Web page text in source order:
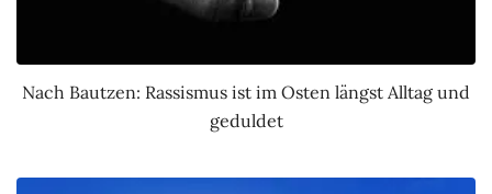
Nach Bautzen: Rassismus ist im Osten längst Alltag und
geduldet